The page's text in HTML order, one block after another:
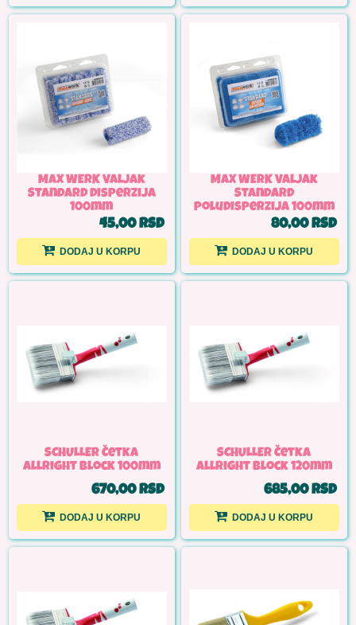
MAX WERK Valjak
Standard disperzija
100mm
45,00 RSD
DODAJ U KORPU
MAX WERK Valjak
Standard
poludisperzija 100mm
80,00 RSD
DODAJ U KORPU
SCHULLER Četka
allright block 100mm
670,00 RSD
DODAJ U KORPU
SCHULLER Četka
allright block 120mm
685,00 RSD
DODAJ U KORPU